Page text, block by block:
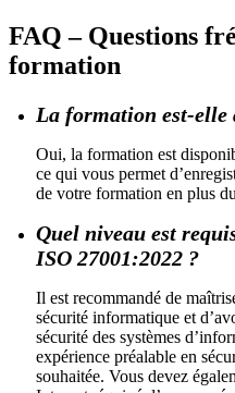
FAQ – Questions
formation
La formation est-elle
Oui, la formation est
ce qui vous permet
de votre formation en plus
Quel niveau est
ISO 27001:2022 ?
Il est recommandé de
sécurité informatique et
sécurité des systèmes
expérience préalable en
souhaitée. Vous devez